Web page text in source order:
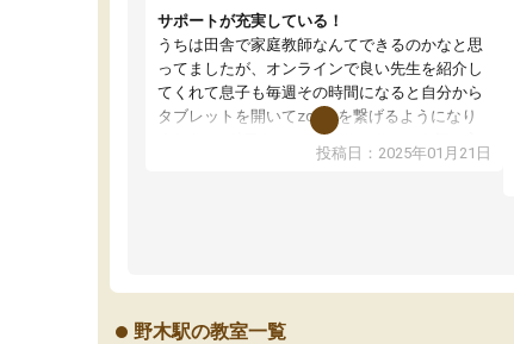
サポートが充実している！
うちは田舎で家庭教師なんてできるのかなと思
ってましたが、オンラインで良い先生を紹介し
てくれて息子も毎週その時間になると自分から
タブレットを開いてzoomを繋げるようになり
ました！5科目なんでもOKなのもとても気に入
投稿日：2025年01月21日
野木駅の教室一覧